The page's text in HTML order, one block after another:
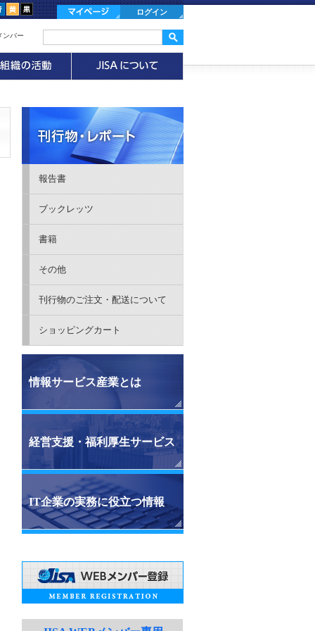
ログイン
ンバー
報告書
ブックレッツ
書籍
その他
刊行物のご注文・配送について
ショッピングカート
情報サービス産業とは
経営支援・福利厚生サービス
IT企業の実務に役立つ情報